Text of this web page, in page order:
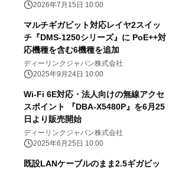
2026年7月15日 10:00
マルチギガビット対応レイヤ2スイッ
チ『DMS-1250シリーズ』に PoE++対
応機種を含む6機種を追加
ディーリンクジャパン株式会社
2025年9月24日 10:00
Wi-Fi 6E対応・法人向けの無線アクセ
スポイント 『DBA-X5480P』を6月25
日より販売開始
ディーリンクジャパン株式会社
2025年6月25日 10:00
既設LANケーブルのまま2.5ギガビッ